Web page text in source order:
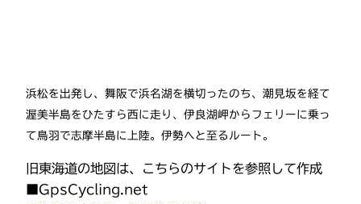
浜松を出発し、舞阪で浜名湖を横切ったのち、潮見坂を経て
渥美半島をひたすら西に走り、伊良湖岬からフェリーに乗っ
て鳥羽で志摩半島に上陸。伊勢へと至るルート。
旧東海道の地図は、こちらのサイトを参照して作成
■GpsCycling.net